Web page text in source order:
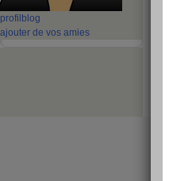
profil blog
ajouter de vos amies